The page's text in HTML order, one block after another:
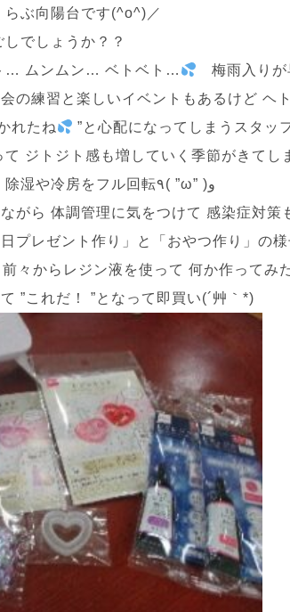
らぶ向陽台です(^o^)／
でしょうか？？
… ムンムン… ベトベト…
梅雨入りが
の練習と楽しいイベントもあるけど ヘ
れたね
”と心配になってしまうスタッ
ジトジト感も増していく季節がきてし
快適に楽しめるように 除湿や冷房をフル回転٩( ”ω” )و
がら 体調管理に気をつけて 感染症対
プレゼント作り」と「おやつ作り」の
々からレジン液を使って 何か作ってみ
”これだ！ ”となって即買い(´艸｀*)